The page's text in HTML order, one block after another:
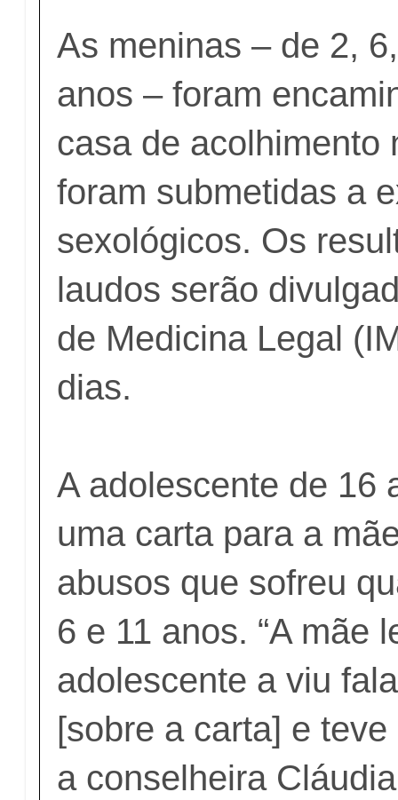
As meninas – de 2,
anos – foram
casa de acolhimento
foram submetidas a
sexológicos. Os
laudos serão
de Medicina Legal
dias.
A adolescente de 16
uma carta para a
abusos que sofreu
6 e 11 anos. “A mãe
adolescente a viu
[sobre a carta] e teve
a conselheira